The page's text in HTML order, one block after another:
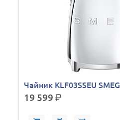
Чайник KLF03SSEU SMEG
19 599р.